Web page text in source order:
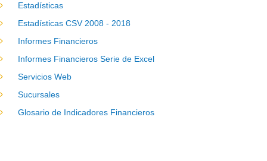
Estadísticas
Estadísticas CSV 2008 - 2018
Informes Financieros
Informes Financieros Serie de Excel
Servicios Web
Sucursales
Glosario de Indicadores Financieros